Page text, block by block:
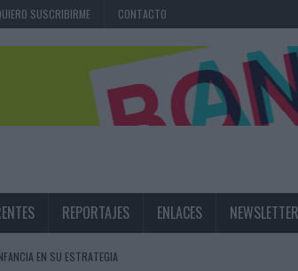
SUSCRIBIRME CONTACTO
REPORTAJES ENLACES NEWSLETTER
EN SU ESTRATEGIA